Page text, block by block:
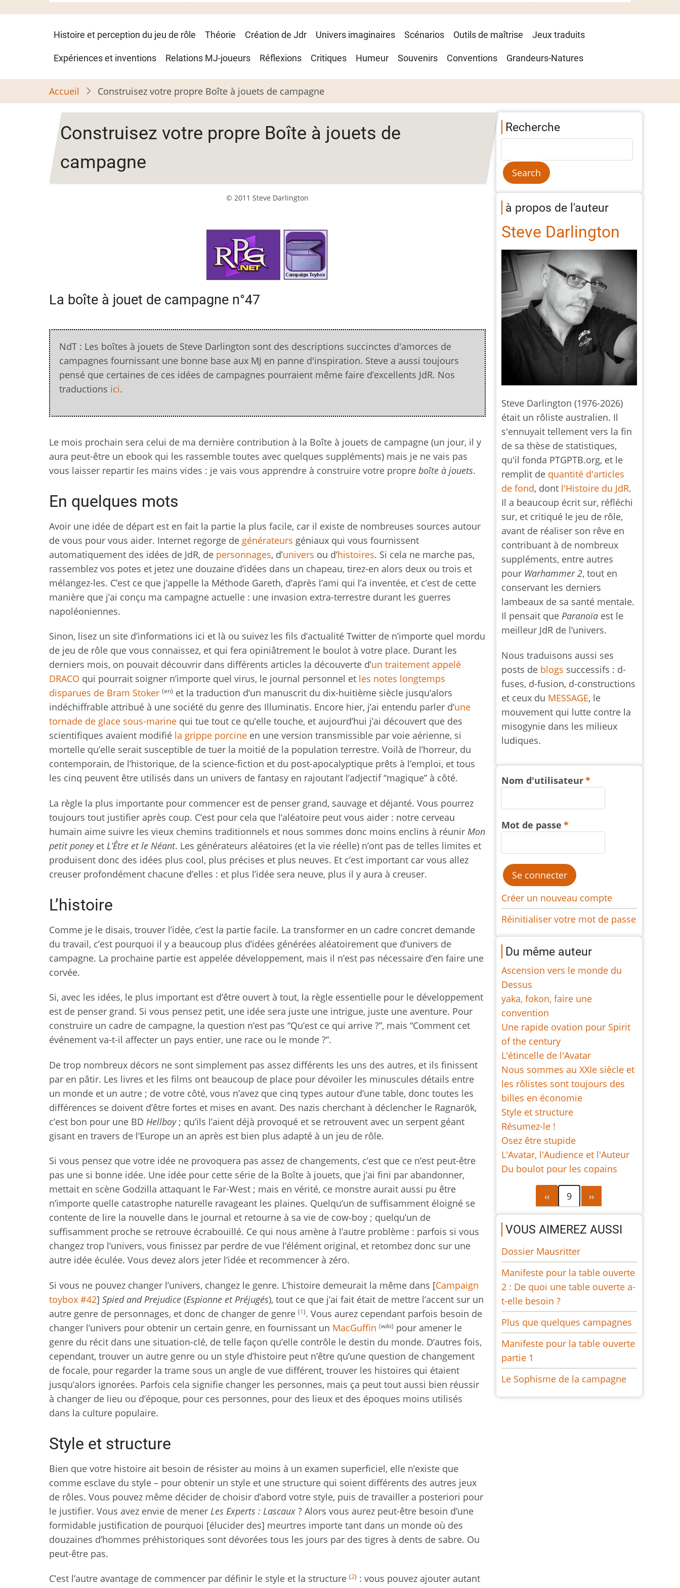
Navigation
principale
Histoire et perception du jeu de rôle Théorie Création de Jdr Univers imaginaires Scénarios Outils de maîtrise Jeux traduits
Expériences et inventions Relations MJ-joueurs Réflexions Critiques Humeur Souvenirs Conventions Grandeurs-Natures
Accueil Construisez votre propre Boîte à jouets de campagne
Construisez votre propre Boîte à jouets de
campagne
© 2011 Steve Darlington
La boîte à jouet de campagne n°47
NdT : Les boîtes à jouets de Steve Darlington sont des descriptions succinctes d'amorces de
campagnes fournissant une bonne base aux MJ en panne d'inspiration. Steve a aussi toujours
pensé que certaines de ces idées de campagnes pourraient même faire d’excellents JdR. Nos
traductions ici.
Le mois prochain sera celui de ma dernière contribution à la Boîte à jouets de campagne (un jour, il y
aura peut-être un ebook qui les rassemble toutes avec quelques suppléments) mais je ne vais pas
vous laisser repartir les mains vides : je vais vous apprendre à construire votre propre boîte à jouets.
En quelques mots
Avoir une idée de départ est en fait la partie la plus facile, car il existe de nombreuses sources autour
de vous pour vous aider. Internet regorge de générateurs géniaux qui vous fournissent
automatiquement des idées de JdR, de personnages, d’univers ou d’histoires. Si cela ne marche pas,
rassemblez vos potes et jetez une douzaine d’idées dans un chapeau, tirez-en alors deux ou trois et
mélangez-les. C’est ce que j’appelle la Méthode Gareth, d’après l’ami qui l’a inventée, et c’est de cette
manière que j’ai conçu ma campagne actuelle : une invasion extra-terrestre durant les guerres
napoléoniennes.
Sinon, lisez un site d’informations ici et là ou suivez les fils d’actualité Twitter de n’importe quel mordu
de jeu de rôle que vous connaissez, et qui fera opiniâtrement le boulot à votre place. Durant les
derniers mois, on pouvait découvrir dans différents articles la découverte d’un traitement appelé
DRACO qui pourrait soigner n’importe quel virus, le journal personnel et les notes longtemps
disparues de Bram Stoker (en) et la traduction d’un manuscrit du dix-huitième siècle jusqu’alors
indéchiffrable attribué à une société du genre des Illuminatis. Encore hier, j’ai entendu parler d’une
tornade de glace sous-marine qui tue tout ce qu’elle touche, et aujourd’hui j’ai découvert que des
scientifiques avaient modifié la grippe porcine en une version transmissible par voie aérienne, si
mortelle qu’elle serait susceptible de tuer la moitié de la population terrestre. Voilà de l’horreur, du
contemporain, de l’historique, de la science-fiction et du post-apocalyptique prêts à l’emploi, et tous
les cinq peuvent être utilisés dans un univers de fantasy en rajoutant l’adjectif “magique” à côté.
La règle la plus importante pour commencer est de penser grand, sauvage et déjanté. Vous pourrez
toujours tout justifier après coup. C’est pour cela que l’aléatoire peut vous aider : notre cerveau
humain aime suivre les vieux chemins traditionnels et nous sommes donc moins enclins à réunir Mon
petit poneyet L’Être et le Néant. Les générateurs aléatoires (et la vie réelle) n’ont pas de telles limites et
produisent donc des idées plus cool, plus précises et plus neuves. Et c’est important car vous allez
creuser profondément chacune d’elles : et plus l’idée sera neuve, plus il y aura à creuser.
L’histoire
Comme je le disais, trouver l’idée, c’est la partie facile. La transformer en un cadre concret demande
du travail, c’est pourquoi il y a beaucoup plus d’idées générées aléatoirement que d’univers de
campagne. La prochaine partie est appelée développement, mais il n’est pas nécessaire d’en faire une
corvée.
Si, avec les idées, le plus important est d’être ouvert à tout, la règle essentielle pour le développement
est de penser grand. Si vous pensez petit, une idée sera juste une intrigue, juste une aventure. Pour
construire un cadre de campagne, la question n’est pas “Qu’est ce qui arrive ?”, mais “Comment cet
événement va-t-il affecter un pays entier, une race ou le monde ?”.
De trop nombreux décors ne sont simplement pas assez différents les uns des autres, et ils finissent
par en pâtir. Les livres et les films ont beaucoup de place pour dévoiler les minuscules détails entre
un monde et un autre ; de votre côté, vous n’avez que cinq types autour d’une table, donc toutes les
différences se doivent d’être fortes et mises en avant. Des nazis cherchant à déclencher le Ragnarök,
c’est bon pour une BD Hellboy; qu’ils l’aient déjà provoqué et se retrouvent avec un serpent géant
gisant en travers de l’Europe un an après est bien plus adapté à un jeu de rôle.
Si vous pensez que votre idée ne provoquera pas assez de changements, c’est que ce n’est peut-être
pas une si bonne idée. Une idée pour cette série de la Boîte à jouets, que j’ai fini par abandonner,
mettait en scène Godzilla attaquant le Far-West ; mais en vérité, ce monstre aurait aussi pu être
n’importe quelle catastrophe naturelle ravageant les plaines. Quelqu’un de suffisamment éloigné se
contente de lire la nouvelle dans le journal et retourne à sa vie de cow-boy ; quelqu’un de
suffisamment proche se retrouve écrabouillé. Ce qui nous amène à l’autre problème : parfois si vous
changez trop l’univers, vous finissez par perdre de vue l’élément original, et retombez donc sur une
autre idée éculée. Vous devez alors jeter l’idée et recommencer à zéro.
Si vous ne pouvez changer l’univers, changez le genre. L’histoire demeurait la même dans [Campaign
toybox #42] Spied and Prejudice (Espionne et Préjugés), tout ce que j’ai fait était de mettre l’accent sur un
autre genre de personnages, et donc de changer de genre (1). Vous aurez cependant parfois besoin de
changer l’univers pour obtenir un certain genre, en fournissant un MacGuffin (wiki) pour amener le
genre du récit dans une situation-clé, de telle façon qu’elle contrôle le destin du monde. D’autres fois,
cependant, trouver un autre genre ou un style d’histoire peut n’être qu’une question de changement
de focale, pour regarder la trame sous un angle de vue différent, trouver les histoires qui étaient
jusqu’alors ignorées. Parfois cela signifie changer les personnes, mais ça peut tout aussi bien réussir
à changer de lieu ou d’époque, pour ces personnes, pour des lieux et des époques moins utilisés
dans la culture populaire.
Style et structure
Bien que votre histoire ait besoin de résister au moins à un examen superficiel, elle n’existe que
comme esclave du style – pour obtenir un style et une structure qui soient différents des autres jeux
de rôles. Vous pouvez même décider de choisir d’abord votre style, puis de travailler a posteriori pour
le justifier. Vous avez envie de mener Les Experts : Lascaux ? Alors vous aurez peut-être besoin d’une
formidable justification de pourquoi [élucider des] meurtres importe tant dans un monde où des
douzaines d’hommes préhistoriques sont dévorées tous les jours par des tigres à dents de sabre. Ou
peut-être pas.
C’est l’autre avantage de commencer par définir le style et la structure (2) : vous pouvez ajouter autant
Recherche
à propos de l'auteur
Steve Darlington
Steve Darlington (1976-2026)
était un rôliste australien. Il
s'ennuyait tellement vers la fin
de sa thèse de statistiques,
qu'il fonda PTGPTB.org, et le
remplit de quantité d'articles
de fond, dont l'Histoire du JdR.
Il a beaucoup écrit sur, réfléchi
sur, et critiqué le jeu de rôle,
avant de réaliser son rêve en
contribuant à de nombreux
suppléments, entre autres
pour Warhammer 2, tout en
conservant les derniers
lambeaux de sa santé mentale.
Il pensait queParanoïa est le
meilleur JdR de l’univers.
Nous traduisons aussi ses
posts de blogs successifs : d-
fuses, d-fusion, d-constructions
et ceux du MESSAGE, le
mouvement qui lutte contre la
misogynie dans les milieux
ludiques.
Nom d'utilisateur
Mot de passe
Créer un nouveau compte
Réinitialiser votre mot de passe
Du même auteur
Ascension vers le monde du
Dessus
yaka, fokon, faire une
convention
Une rapide ovation pour Spirit
of the century
L'étincelle de l'Avatar
Nous sommes au XXIe siècle et
les rôlistes sont toujours des
billes en économie
Style et structure
Résumez-le !
Osez être stupide
L'Avatar, l'Audience et l'Auteur
Du boulot pour les copains
Pagination
Page
précédente
‹‹ 9
Page
suivante
››
VOUS AIMEREZ AUSSI
Dossier Mausritter
Manifeste pour la table ouverte
2 : De quoi une table ouverte a-
t-elle besoin ?
Plus que quelques campagnes
Manifeste pour la table ouverte
partie 1
Le Sophisme de la campagne